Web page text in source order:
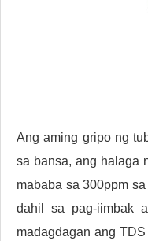
Ang aming gripo ng
sa bansa, ang halaga
mababa sa 300ppm
dahil sa pag-iimbak
madagdagan ang